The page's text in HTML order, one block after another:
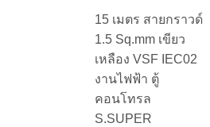
15 เมตร สายกราวด์
1.5 Sq.mm เขียว
เหลือง VSF IEC02
งานไฟฟ้า ตู้
คอนโทรล
S.SUPER